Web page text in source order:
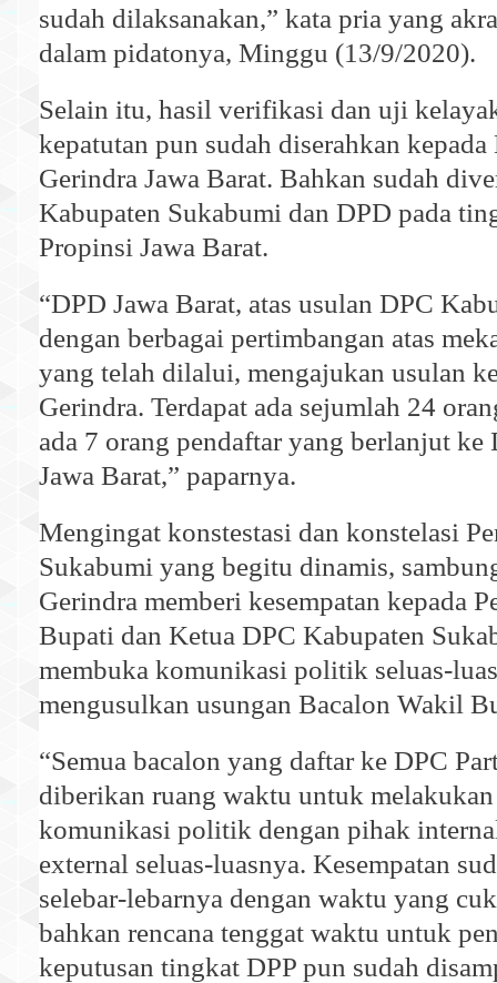
sudah dilaksanakan,” kata pria yang
dalam pidatonya, Minggu (13/9/2020).
Selain itu, hasil verifikasi dan uji
kepatutan pun sudah diserahkan kepada
Gerindra Jawa Barat. Bahkan sudah
Kabupaten Sukabumi dan DPD pada
Propinsi Jawa Barat.
“DPD Jawa Barat, atas usulan DPC
dengan berbagai pertimbangan atas
yang telah dilalui, mengajukan usulan
Gerindra. Terdapat ada sejumlah 24
ada 7 orang pendaftar yang berlanjut ke
Jawa Barat,” paparnya.
Mengingat konstestasi dan konstelasi
Sukabumi yang begitu dinamis,
Gerindra memberi kesempatan kepada
Bupati dan Ketua DPC Kabupaten
membuka komunikasi politik seluas-
mengusulkan usungan Bacalon Wakil
“Semua bacalon yang daftar ke DPC
diberikan ruang waktu untuk
komunikasi politik dengan pihak
external seluas-luasnya. Kesempatan
selebar-lebarnya dengan waktu yang
bahkan rencana tenggat waktu untuk
keputusan tingkat DPP pun sudah